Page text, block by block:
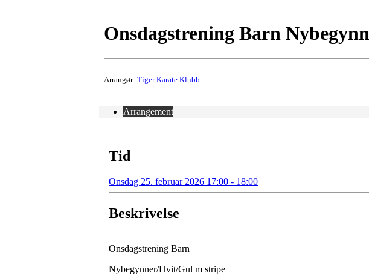
Onsdagstrening Barn
Arrangør: Tiger Karate Klubb
Arrangement
Tid
Onsdag 25. februar 2026 17:00 - 18:00
Beskrivelse
Onsdagstrening Barn
Nybegynner/Hvit/Gul m stripe